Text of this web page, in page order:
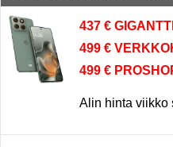
437 € GIGANTTI
499 €
499 €
Alin hinta viikko